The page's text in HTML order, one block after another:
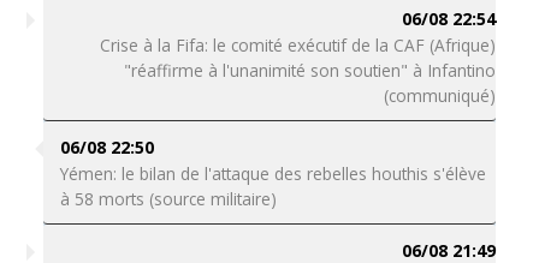
06/08 22:54
Crise à la Fifa: le comité exécutif de la CAF (Afrique)
"réaffirme à l'unanimité son soutien" à Infantino
(communiqué)
06/08 22:50
Yémen: le bilan de l'attaque des rebelles houthis s'élève
à 58 morts (source militaire)
06/08 21:49